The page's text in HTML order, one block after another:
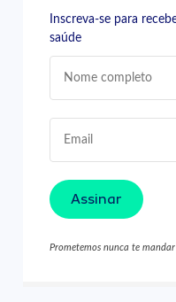
Inscreva-se para
saúde
Assinar
Prometemos nunca te